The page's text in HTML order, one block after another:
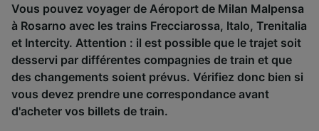
Vous pouvez voyager de Aéroport de Milan Malpensa
à Rosarno avec les trains Frecciarossa, Italo, Trenitalia
et Intercity. Attention : il est possible que le trajet soit
desservi par différentes compagnies de train et que
des changements soient prévus. Vérifiez donc bien si
vous devez prendre une correspondance avant
d'acheter vos billets de train.